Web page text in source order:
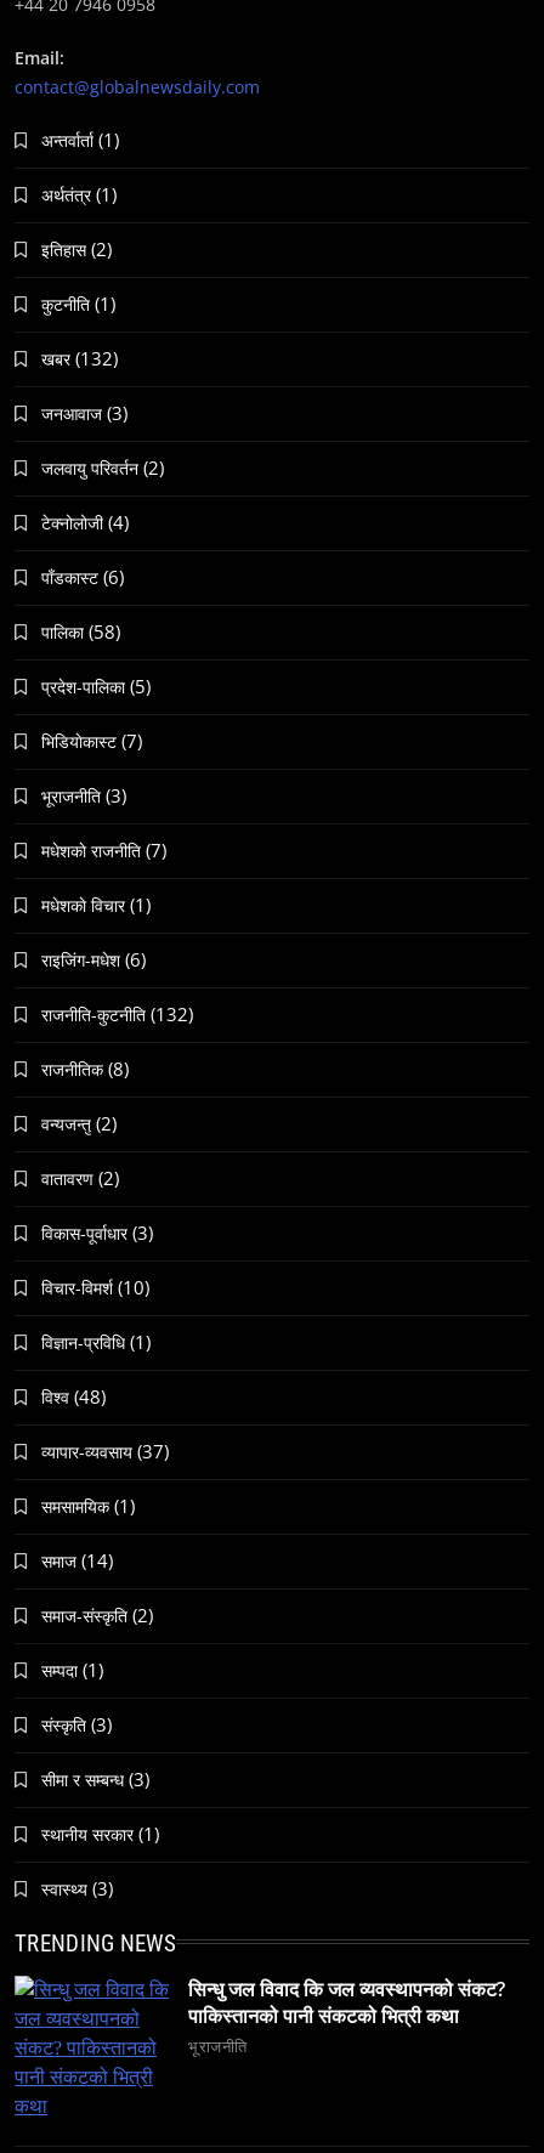
भारतको इतिहासमा पहिलोपटक मृत्यु इच्छाको अनुमति
समाज
June 23, 2026
हुम्लामा चैतलो पर्वको रौनक, सांस्कृतिक कार्यक्रम सम्पन्न
काठमाडौँमा चिरोत्थानसँगै होली पर्व शुभारम्भ
जनकपुरधाममा ‘मधेस प्रादेशिक ललितकला प्रदर्शनी
सम्पदाको केन्द्र
June 23, 2026
समाज
+44 20 7946 0958
Email:
contact@globalnewsdaily.com
अन्तर्वार्ता (1)
अर्थतंत्र (1)
इतिहास (2)
कुटनीति (1)
खबर (132)
जनआवाज (3)
जलवायु परिवर्तन (2)
टेक्नोलोजी (4)
पाँडकास्ट (6)
पालिका (58)
प्रदेश-पालिका (5)
भिडियाेकास्ट (7)
भूराजनीति (3)
मधेशकाे राजनीति (7)
मधेशकाे विचार (1)
राइजिंग-मधेश (6)
राजनीति-कुटनीति (132)
राजनीतिक (8)
वन्यजन्तु (2)
वातावरण (2)
विकास-पूर्वाधार (3)
विचार-विमर्श (10)
विज्ञान-प्रविधि (1)
विश्व (48)
व्यापार-व्यवसाय (37)
समसामयिक (1)
समाज (14)
समाज-संस्कृति (2)
सम्पदा (1)
संस्कृति (3)
सीमा र सम्बन्ध (3)
स्थानीय सरकार (1)
स्वास्थ्य (3)
TRENDING NEWS
सिन्धु जल विवाद कि जल व्यवस्थापनको संकट?
पाकिस्तानको पानी संकटको भित्री कथा
भूराजनीति